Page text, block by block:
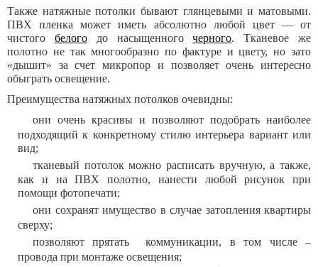
Также натяжные потолки бывают глянцевыми и матовыми.
ПВХ пленка может иметь абсолютно любой цвет — от
чистого белогодо насыщенногочерного. Тканевое же
полотно не так многообразно по фактуре и цвету, но зато
«дышит» за счет микропор и позволяет очень интересно
обыграть освещение.
Преимущества натяжных потолков очевидны:
они очень красивы и позволяют подобрать наиболее
подходящий к конкретному стилю интерьера вариант или
вид;
тканевый потолок можно расписать вручную, а также,
как и на ПВХ полотно, нанести любой рисунок при
помощи фотопечати;
они сохранят имущество в случае затопления квартиры
сверху;
позволяют прятать коммуникации, в том числе –
провода при монтаже освещения;